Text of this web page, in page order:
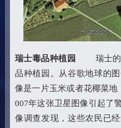
瑞士毒品种植园
瑞士的
品种植园。从谷歌地球的
像是一片玉米或者花椰菜
007年这张卫星图像引起了
像调查发现，这些农民已